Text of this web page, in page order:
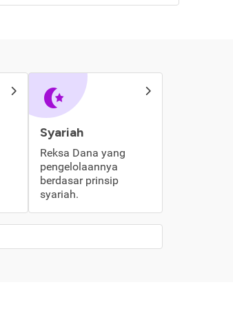
Syariah
Reksa Dana yang
pengelolaannya
berdasar prinsip
syariah.